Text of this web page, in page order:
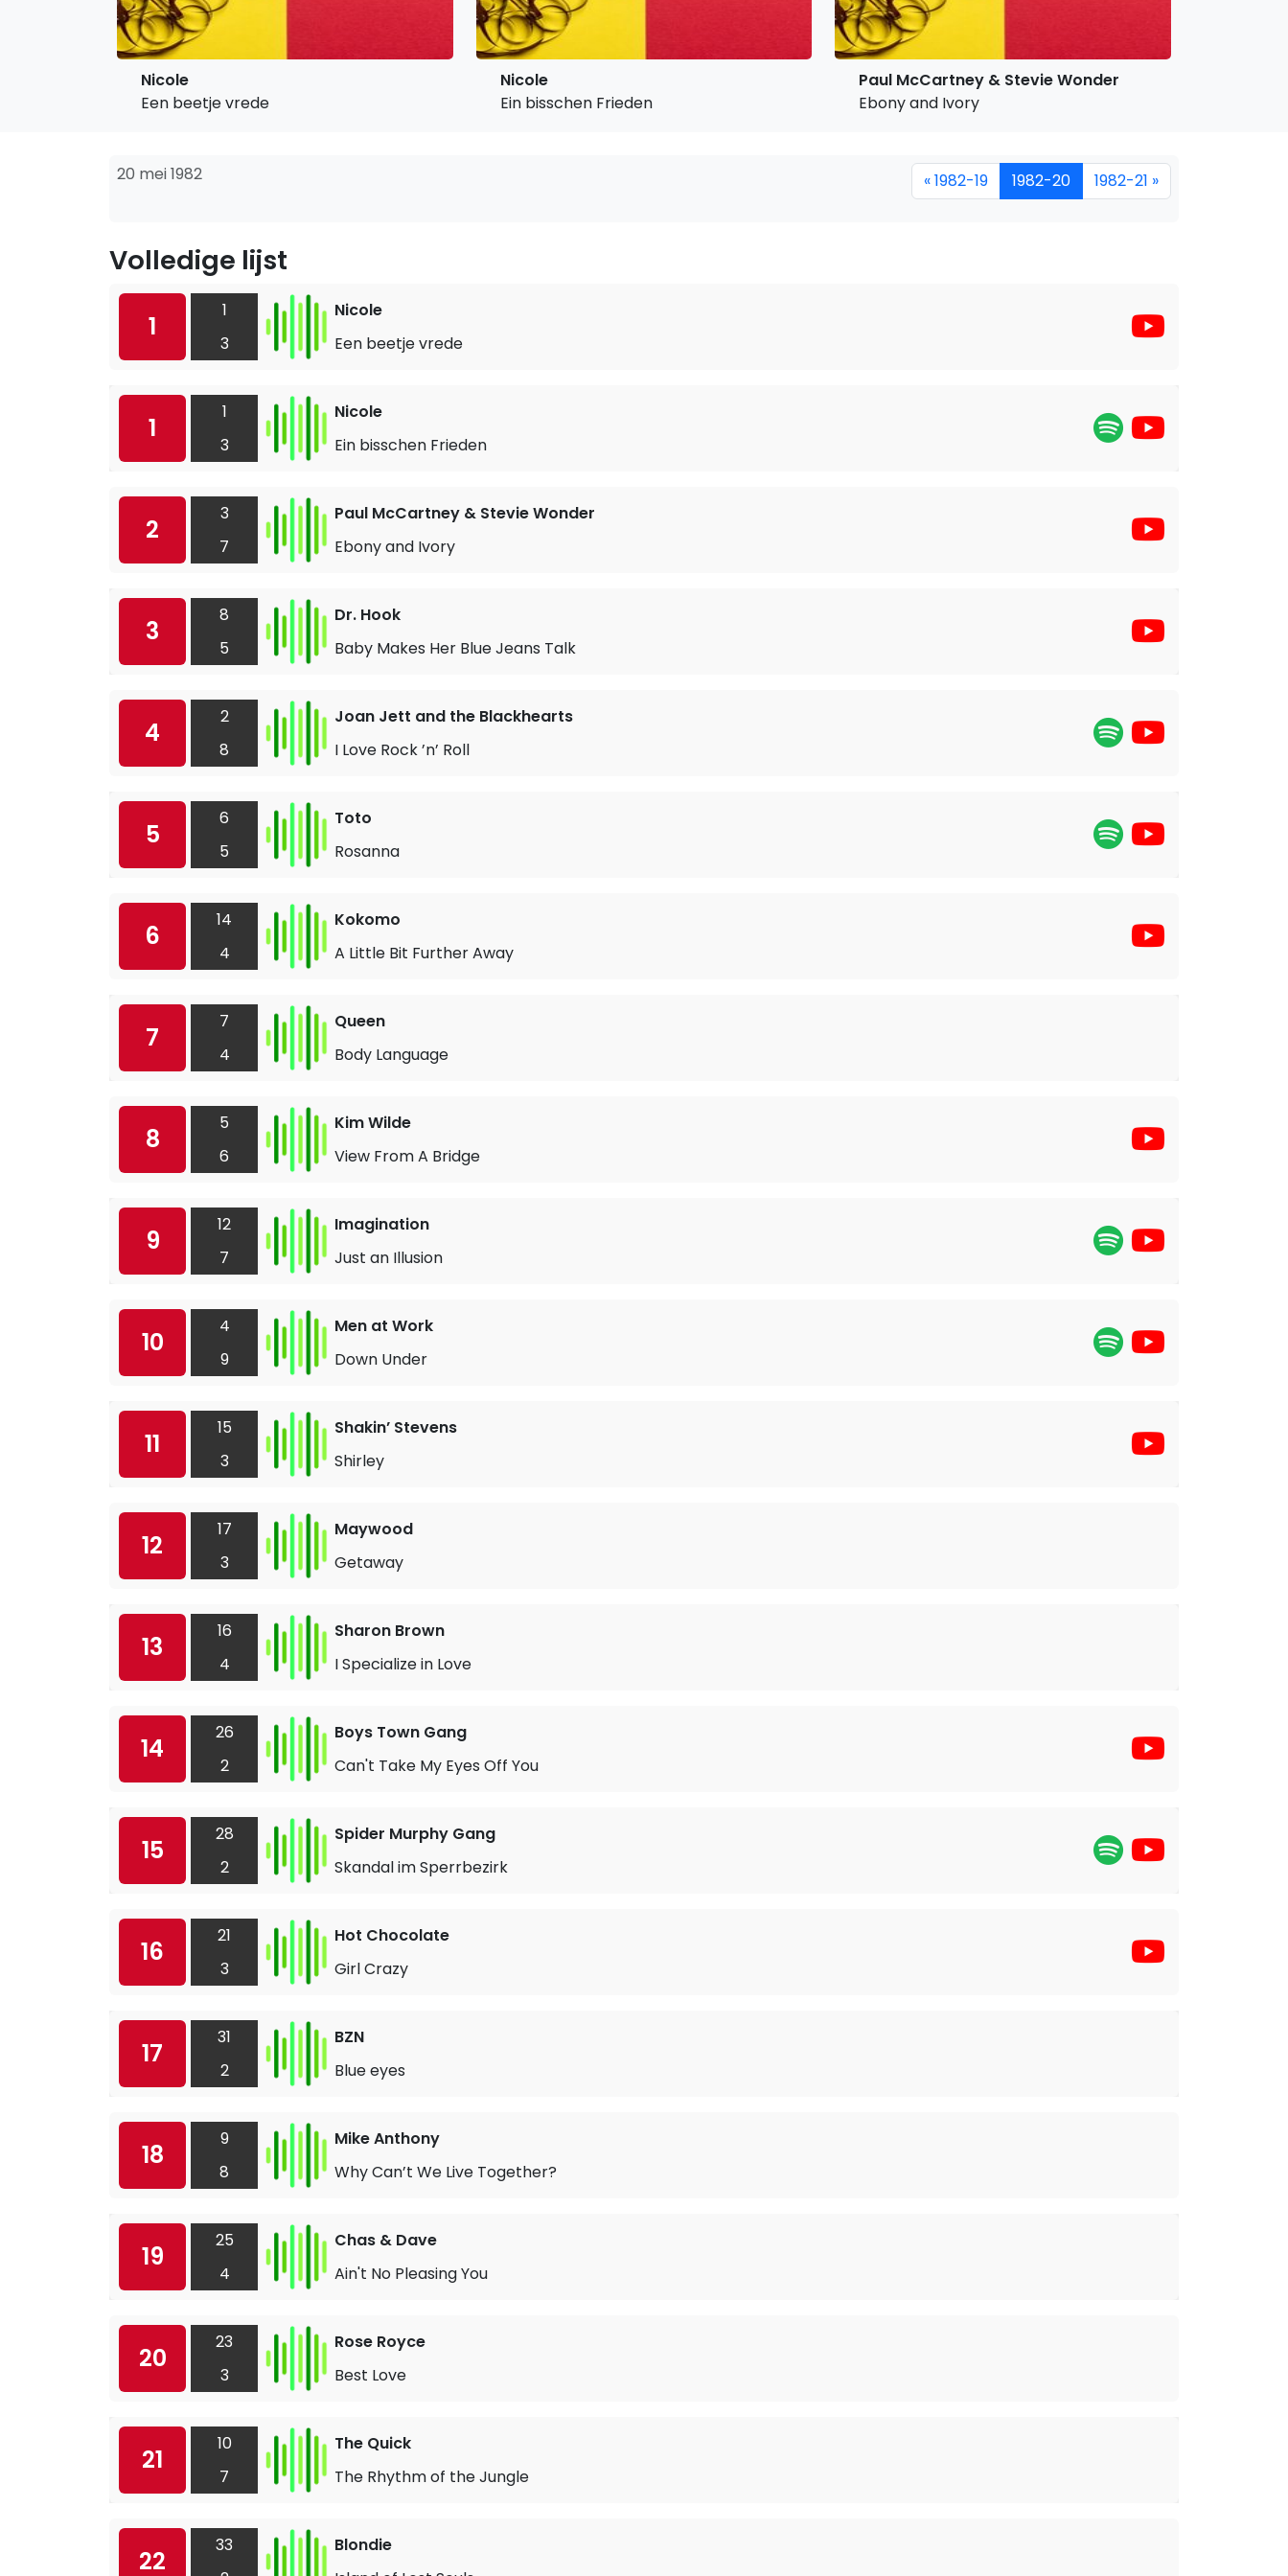
Nicole
Een beetje vrede
Nicole
Ein bisschen Frieden
Paul McCartney & Stevie Wonder
Ebony and Ivory
20 mei 1982 « 1982-19 1982-20 1982-21 »
Volledige lijst
1
1
3
Nicole
Een beetje vrede
1
1
3
Nicole
Ein bisschen Frieden
2
3
7
Paul McCartney & Stevie Wonder
Ebony and Ivory
3
8
5
Dr. Hook
Baby Makes Her Blue Jeans Talk
4
2
8
Joan Jett and the Blackhearts
I Love Rock ’n’ Roll
5
6
5
Toto
Rosanna
6
14
4
Kokomo
A Little Bit Further Away
7
7
4
Queen
Body Language
8
5
6
Kim Wilde
View From A Bridge
9
12
7
Imagination
Just an Illusion
10
4
9
Men at Work
Down Under
11
15
3
Shakin’ Stevens
Shirley
12
17
3
Maywood
Getaway
13
16
4
Sharon Brown
I Specialize in Love
14
26
2
Boys Town Gang
Can't Take My Eyes Off You
15
28
2
Spider Murphy Gang
Skandal im Sperrbezirk
16
21
3
Hot Chocolate
Girl Crazy
17
31
2
BZN
Blue eyes
18
9
8
Mike Anthony
Why Can’t We Live Together?
19
25
4
Chas & Dave
Ain't No Pleasing You
20
23
3
Rose Royce
Best Love
21
10
7
The Quick
The Rhythm of the Jungle
22
33
Blondie